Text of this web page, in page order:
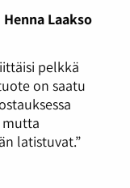
Henna Laakso
pelkkä
on saatu
mutta
latistuvat.”